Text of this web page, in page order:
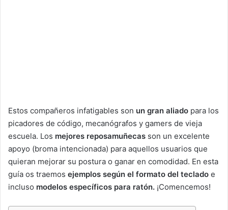
Estos compañeros infatigables son un gran aliado para los
picadores de código, mecanógrafos y gamers de vieja
escuela. Los mejores reposamuñecas son un excelente
apoyo (broma intencionada) para aquellos usuarios que
quieran mejorar su postura o ganar en comodidad. En esta
guía os traemos ejemplos según el formato del teclado e
incluso modelos específicos para ratón. ¡Comencemos!